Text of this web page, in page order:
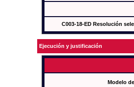
C003-18-ED Resolución
Ejecución y justificación
Modelo